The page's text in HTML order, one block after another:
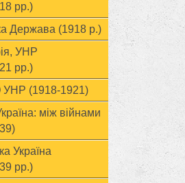
рр.)
Держава (1918 р.)
УНР
рр.)
(1918-1921)
між війнами
Україна
рр.)